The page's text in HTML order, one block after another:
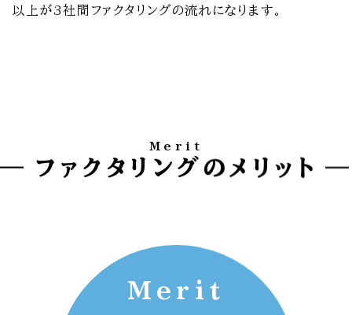
以上が3社間ファクタリングの流れになります。
Merit
ファクタリングのメリット
Merit